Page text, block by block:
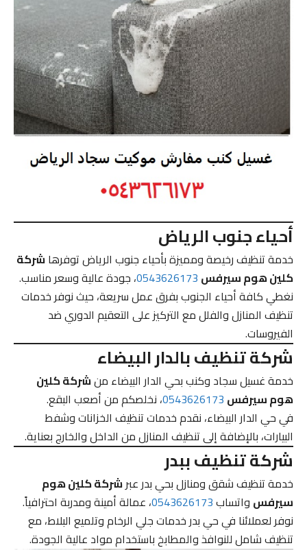
أحياء جنوب الرياض
خدمة تنظيف رخيصة ومميزة بأحياء جنوب الرياض توفرهاشركة
كلين هوم سيرفس0543626173، جودة عالية وسعر مناسب.
نغطي كافة أحياء الجنوب بفرق عمل سريعة، حيث نوفر خدمات
تنظيف المنازل والفلل مع التركيز على التعقيم الدوري ضد
الفيروسات.
شركة تنظيف بالدار البيضاء
خدمة غسيل سجاد وكنب بحي الدار البيضاء منشركة كلين
هوم سيرفس0543626173، نخلصكم من أصعب البقع.
في حي الدار البيضاء، نقدم خدمات تنظيف الخزانات وشفط
البيارات، بالإضافة إلى تنظيف المنازل من الداخل والخارج بعناية.
شركة تنظيف ببدر
خدمة تنظيف شقق ومنازل بحي بدر عبرشركة كلين هوم
سيرفسواتساب0543626173، عمالة أمينة ومدربة احترافياً.
نوفر لعملائنا في حي بدر خدمات جلي الرخام وتلميع البلاط، مع
تنظيف شامل للنوافذ والمطابخ باستخدام مواد عالية الجودة.